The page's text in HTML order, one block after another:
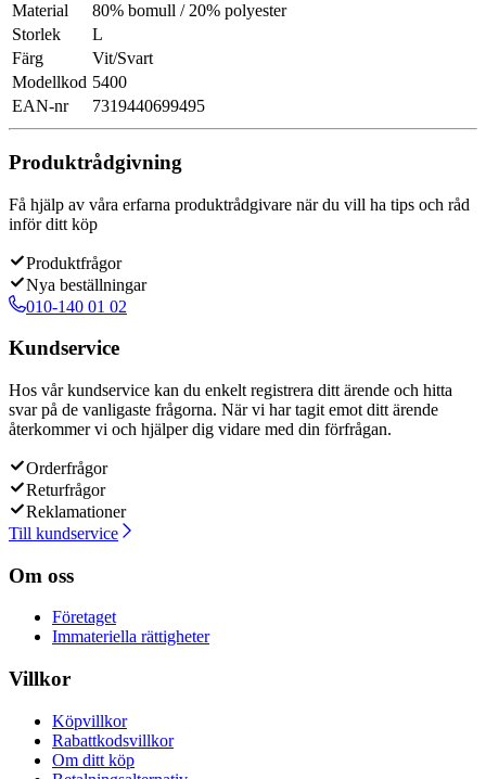
Material
80% bomull / 20% polyester
Storlek
L
Färg
Vit/Svart
Modellkod 5400
EAN-nr
7319440699495
Produktrådgivning
Få hjälp av våra erfarna produktrådgivare när du vill ha tips och råd
inför ditt köp
Produktfrågor
Nya beställningar
010-140 01 02
Kundservice
Hos vår kundservice kan du enkelt registrera ditt ärende och hitta
svar på de vanligaste frågorna. När vi har tagit emot ditt ärende
återkommer vi och hjälper dig vidare med din förfrågan.
Orderfrågor
Returfrågor
Reklamationer
Till kundservice
Om oss
Företaget
Immateriella rättigheter
Villkor
Köpvillkor
Rabattkodsvillkor
Om ditt köp